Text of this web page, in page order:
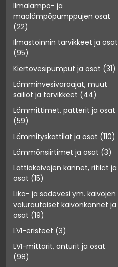
Ilmalämpö- ja
maalämpöpumppujen osat
(22)
Ilmastoinnin tarvikkeet ja osat
(95)
Kiertovesipumput ja osat (31)
Lämminvesivaraajat, muut
säiliöt ja tarvikkeet (44)
Lämmittimet, patterit ja osat
(59)
Lämmityskattilat ja osat (110)
Lämmönsiirtimet ja osat (3)
Lattiakaivojen kannet, ritilät ja
osat (15)
Lika- ja sadevesi ym. kaivojen
valurautaiset kaivonkannet ja
osat (19)
LVI-eristeet (3)
LVI-mittarit, anturit ja osat
(98)